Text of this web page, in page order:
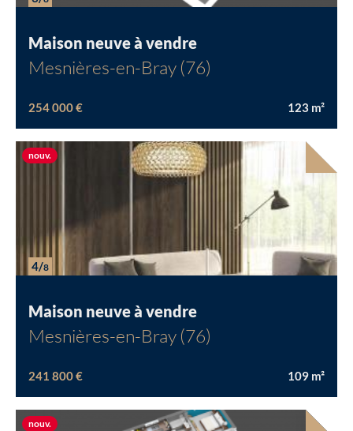
Maison neuve à vendre
Mesnières-en-Bray (76)
254 000 € 123 m²
4/8
Maison neuve à vendre
Mesnières-en-Bray (76)
241 800 € 109 m²
nouv.Nouvelle offre
nouv.Nouvelle offre